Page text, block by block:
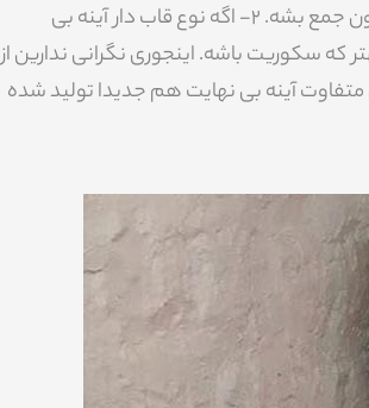
باکیفیت تو آینه بی نهایت استفاده شده باشه. چه بهتر که اصلا اول کار گارانتی بگیرین تا خیالتون جمع بشه. 2- اگه نوع قاب دار آینه بی
ضخامت آینه بالای 4 میل باشه و باز چه بهتر که سکوریت باشه. اینجوری نگرانی ندارین از
4- دقت داشته باشین که طرح‌های متفاوت آینه بی نهایت هم جدیدا تولید شده